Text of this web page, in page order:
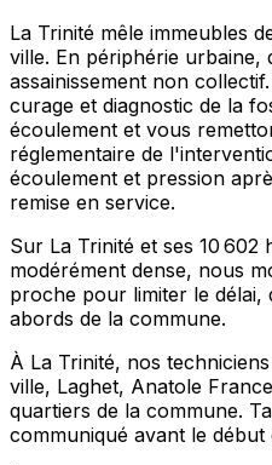
La Trinité mêle immeubles
ville. En périphérie urbaine,
assainissement non
curage et diagnostic de la
écoulement et vous
réglementaire de
écoulement et pression
remise en service.
Sur La Trinité et ses 10 602
modérément dense, nous
proche pour limiter le délai,
abords de la commune.
À La Trinité, nos
ville, Laghet, Anatole
quartiers de la commune.
communiqué avant le début